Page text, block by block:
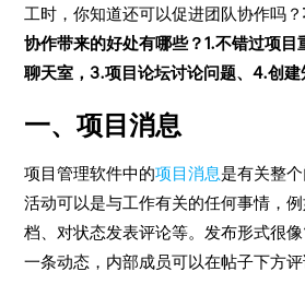
工时，你知道还可以促进团队协作吗？
协作带来的好处有哪些？1.不错过项目
聊天室，3.项目论坛讨论问题、4.创建
一、项目消息
项目管理软件中的项目消息是有关整
活动可以是与工作有关的任何事情，
档、对状态发表评论等。发布形式很
一条动态，内部成员可以在帖子下方评